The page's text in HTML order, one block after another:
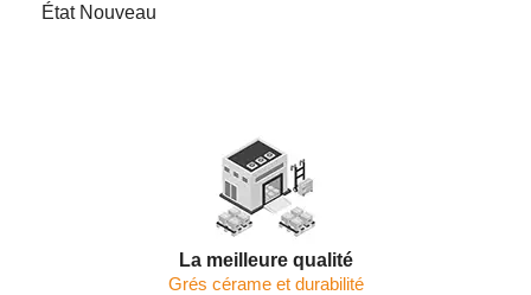
État Nouveau
La meilleure qualité
Grés cérame et durabilité